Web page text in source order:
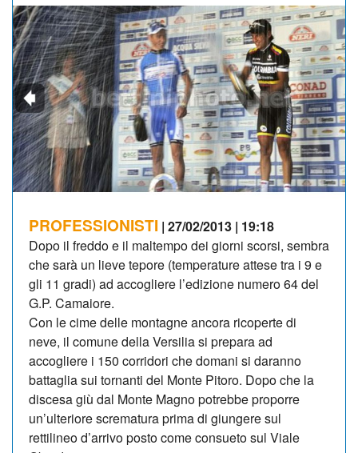
OSCAR
ALBI D'ORO
NEWSLETTER
PROFESSIONISTI | 27/02/2013 | 19:18
Dopo il freddo e il maltempo dei giorni scorsi, sembra
che sarà un lieve tepore (temperature attese tra i 9 e
gli 11 gradi) ad accogliere l’edizione numero 64 del
G.P. Camaiore.
Con le cime delle montagne ancora ricoperte di
neve, il comune della Versilia si prepara ad
accogliere i 150 corridori che domani si daranno
battaglia sui tornanti del Monte Pitoro. Dopo che la
discesa giù dal Monte Magno potrebbe proporre
un’ulteriore scrematura prima di giungere sul
rettilineo d’arrivo posto come consueto sul Viale